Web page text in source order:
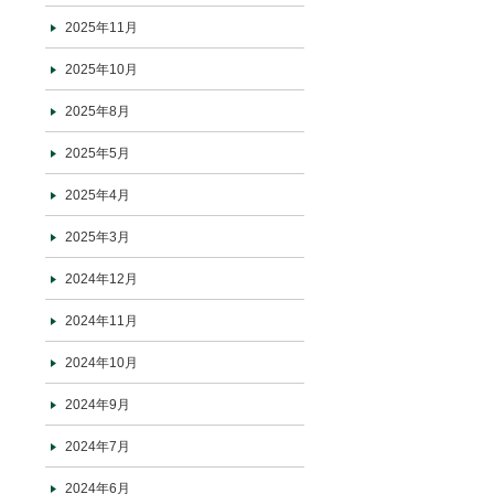
2025年11月
2025年10月
2025年8月
2025年5月
2025年4月
2025年3月
2024年12月
2024年11月
2024年10月
2024年9月
2024年7月
2024年6月